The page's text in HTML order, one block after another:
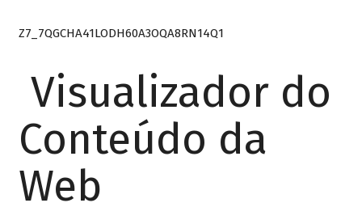
Z7_7QGCHA41LODH60A3OQA8RN14Q1
Visualizador do
Conteúdo da
Web